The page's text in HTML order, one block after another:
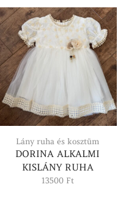
6500 Ft
Lány ruha és kosztüm
DORINA ALKALMI
KISLÁNY RUHA
13500 Ft